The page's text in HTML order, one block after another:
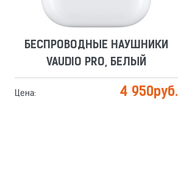
БЕСПРОВОДНЫЕ НАУШНИКИ
VAUDIO PRO, БЕЛЫЙ
Цена: 4 950руб.